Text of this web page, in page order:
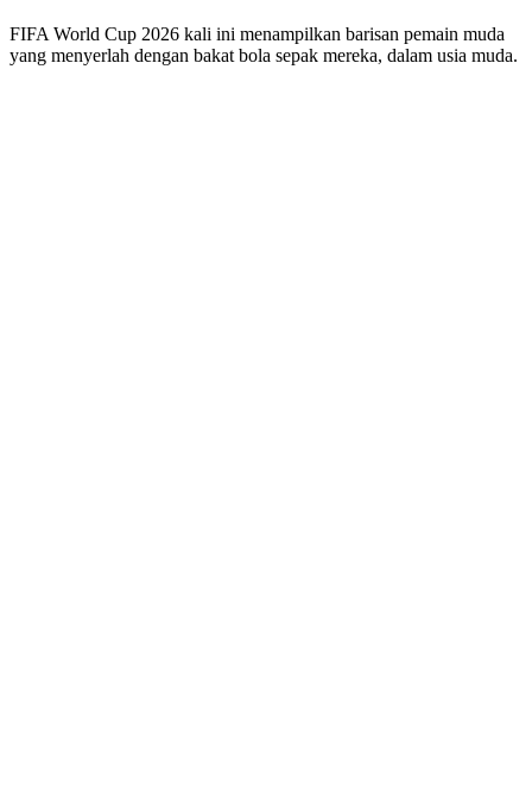
FIFA World Cup 2026 kali ini menampilkan barisan pemain muda
yang menyerlah dengan bakat bola sepak mereka, dalam usia muda.